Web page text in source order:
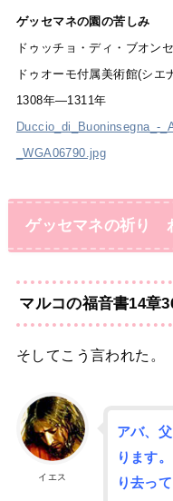
ゲッセマネの園の苦しみ
ドゥッチョ・ディ・ブオン
ドゥオーモ付属美術館(シエ
1308年―1311年
Duccio_di_Buoninsegna_-
_WGA06790.jpg
ゲッセマネの祈り
マルコの福音書14章
そしてこう言われた。
イエス
アバ、
ります
り去っ